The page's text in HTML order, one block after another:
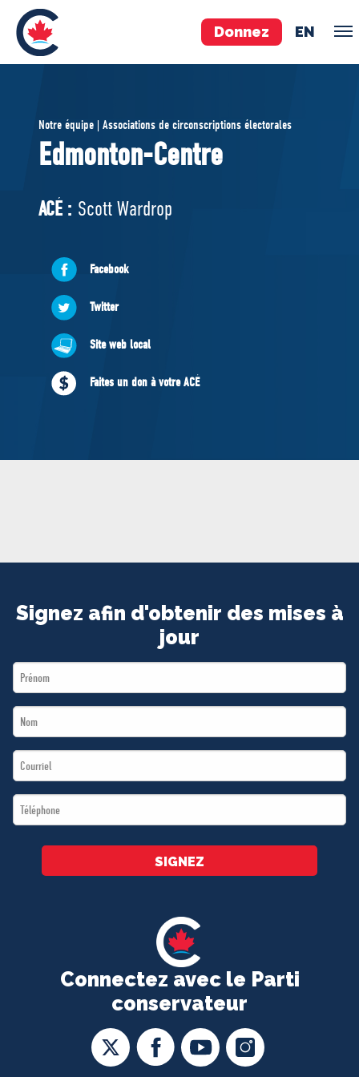
Donnez EN
ÉQUIPE
Pierre Poilievre
Vos députés conservateurs
Cabinet fantôme
Exécutif national
À PROPOS
Documents constitutifs
MÉDIAS
BÉNÉVOLE
Notre équipe | Associations de circonscriptions électorales
Edmonton-Centre
ACÉ : Scott Wardrop
Facebook
Twitter
Site web local
Faites un don à votre ACÉ
Connectez avec le Parti
conservateur
Signez afin d'obtenir des mises à
jour
First
Name
Last
Name
Email
*
Téléphone
*
SIGNEZ